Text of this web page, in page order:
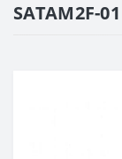
SATAM2F-01